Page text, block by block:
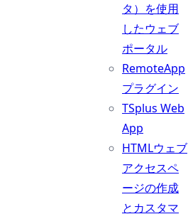
タ）を使用
したウェブ
ポータル
RemoteApp
プラグイン
TSplus Web
App
HTMLウェブ
アクセスペ
ージの作成
とカスタマ